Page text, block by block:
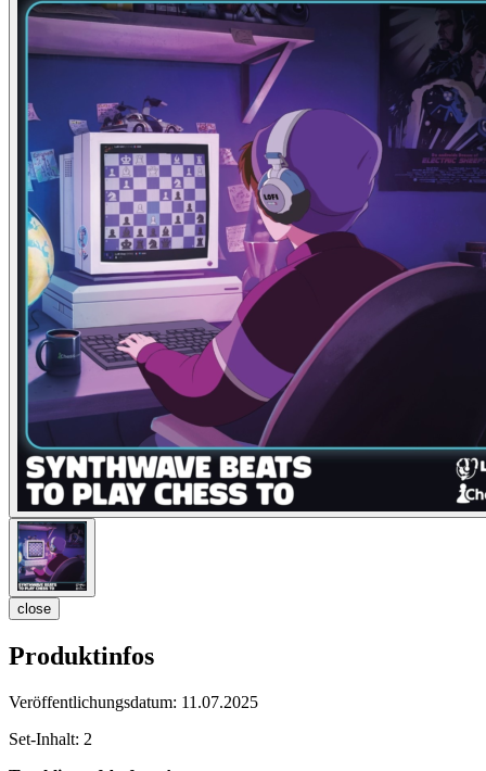
close
Produktinfos
Veröffentlichungsdatum: 11.07.2025
Set-Inhalt: 2